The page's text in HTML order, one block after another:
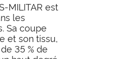
MILITAR est
les
Sa coupe
et son tissu,
35 % de